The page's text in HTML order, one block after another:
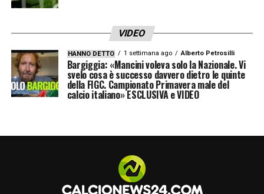
VIDEO
HANNO DETTO 1 settimana ago Alberto Petrosilli
Bargiggia: «Mancini voleva solo la Nazionale. Vi
svelo cosa è successo davvero dietro le quinte
della FIGC. Campionato Primavera male del
calcio italiano» ESCLUSIVA e VIDEO